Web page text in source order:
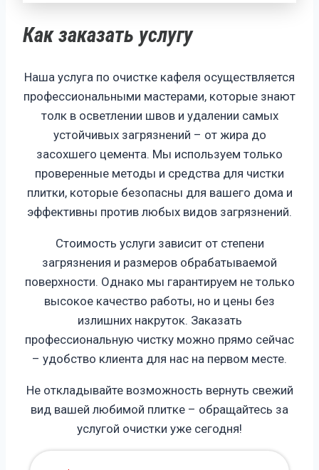
Как заказать услугу
Наша услуга по очистке кафеля осуществляется
профессиональными мастерами, которые знают
толк в осветлении швов и удалении самых
устойчивых загрязнений – от жира до
засохшего цемента. Мы используем только
проверенные методы и средства для чистки
плитки, которые безопасны для вашего дома и
эффективны против любых видов загрязнений.
Стоимость услуги зависит от степени
загрязнения и размеров обрабатываемой
поверхности. Однако мы гарантируем не только
высокое качество работы, но и цены без
излишних накруток. Заказать
профессиональную чистку можно прямо сейчас
– удобство клиента для нас на первом месте.
Не откладывайте возможность вернуть свежий
вид вашей любимой плитке – обращайтесь за
услугой очистки уже сегодня!